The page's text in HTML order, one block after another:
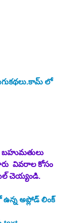
లో
వివరాల కోసం
చెయ్యండి.
అప్లోడ్ లింక్